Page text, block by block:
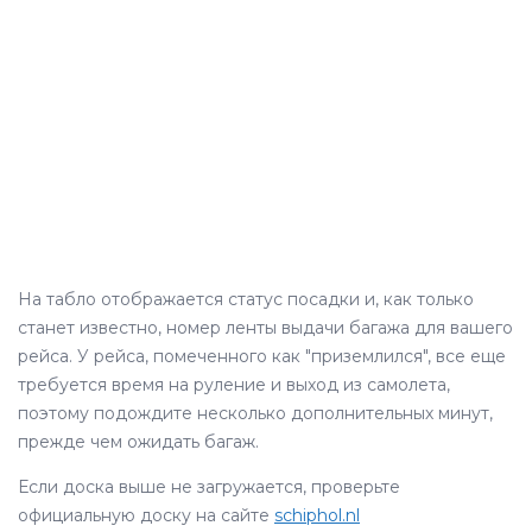
На табло отображается статус посадки и, как только
станет известно, номер ленты выдачи багажа для вашего
рейса. У рейса, помеченного как "приземлился", все еще
требуется время на руление и выход из самолета,
поэтому подождите несколько дополнительных минут,
прежде чем ожидать багаж.
Если доска выше не загружается, проверьте
официальную доску на сайте schiphol.nl